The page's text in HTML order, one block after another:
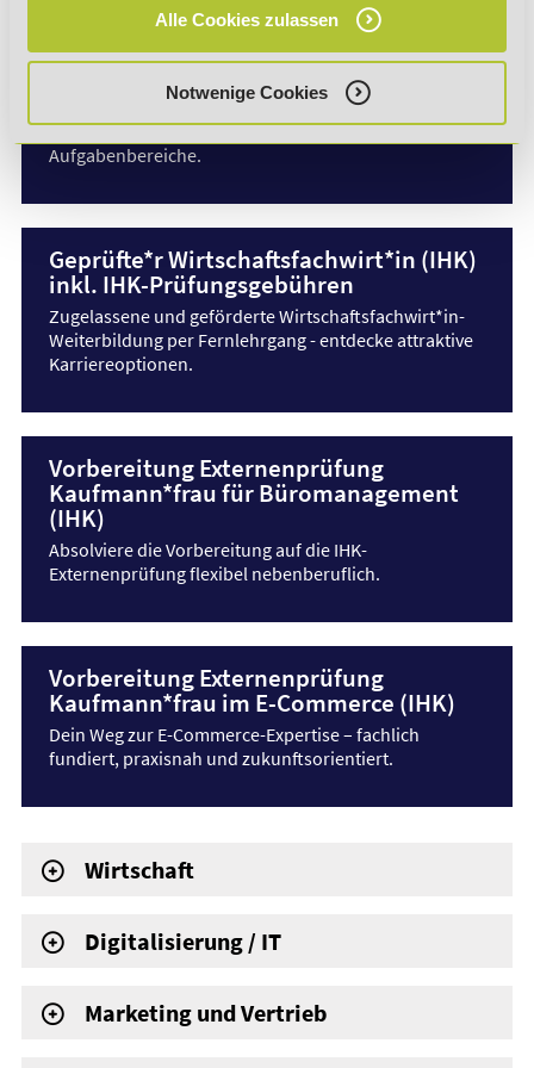
Alle Cookies zulassen
Notwenige Cookies
Geprüfte*r technische*r Fachwirt*in
(IHK) inkl. IHK-Prüfungsgebühren
Fachwirt-Fernlehrgang
vermittelt wertvolle
Schnittstellenkompetenzen für abwechslungsreiche
Aufgabenbereiche.
Geprüfte*r Wirtschaftsfachwirt*in (IHK)
inkl. IHK-Prüfungsgebühren
Zugelassene und geförderte Wirtschaftsfachwirt*in-
Weiterbildung per Fernlehrgang - entdecke attraktive
Karriereoptionen.
Vorbereitung Externenprüfung
Kaufmann*frau für Büromanagement
(IHK)
Absolviere die Vorbereitung auf die IHK-
Externenprüfung flexibel nebenberuflich.
Vorbereitung Externenprüfung
Kaufmann*frau im E-Commerce (IHK)
Dein Weg zur E-Commerce-Expertise – fachlich
fundiert, praxisnah und zukunftsorientiert.
Wirtschaft
Digitalisierung / IT
Marketing und Vertrieb